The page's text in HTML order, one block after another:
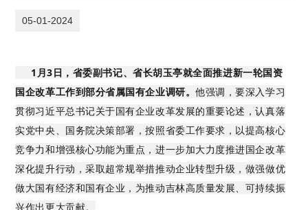
05-01-2024
1月3日，省委副书记、省长胡玉亭就全面推进新一轮国资
国企改革工作到部分省属国有企业调研。他强调，要深入学习
贯彻习近平总书记关于国有企业改革发展的重要论述，认真落
实党中央、国务院决策部署，按照省委工作要求，以提高核心
竞争力和增强核心功能为重点，进一步加大力度推进国企改革
深化提升行动，采取超常规举措推动企业转型升级，做强做优
做大国有经济和国有企业，为推动吉林高质量发展、可持续振
兴作出更大贡献。